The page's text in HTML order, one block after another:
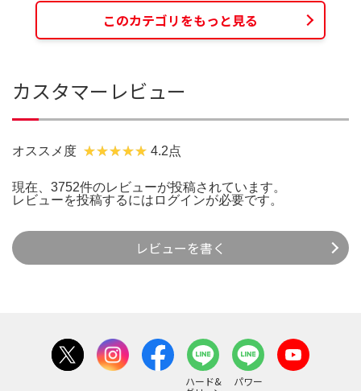
このカテゴリをもっと見る
カスタマーレビュー
オススメ度 4.2点
現在、3752件のレビューが投稿されています。
レビューを投稿するには ログインが必要です。
レビューを書く
ハード&
パワー